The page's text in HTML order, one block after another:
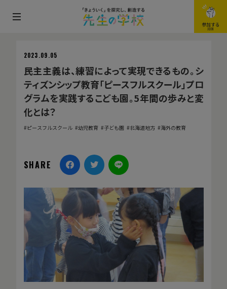
メ
参加する
JOIN
2023.09.05
民主主義は、練習によって実現できるもの。シ
ティズンシップ教育「ピースフルスクール」プロ
グラムを実践するこども園。5年間の歩みと変
化とは？
ピースフルスクール 幼児教育 子ども園 北海道地方 海外の教育
SHARE